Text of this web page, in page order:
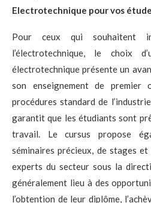
Electrotechnique pour vos
Pour ceux qui souhaitent
l’électrotechnique, le choix
électrotechnique présente un
son enseignement de premier
procédures standard de
garantit que les étudiants sont
travail. Le cursus propose
séminaires précieux, de stages
experts du secteur sous la
généralement lieu à des
l’obtention de leur diplôme,